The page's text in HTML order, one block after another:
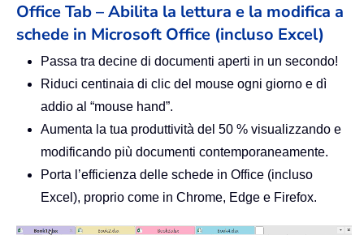
Office Tab – Abilita la lettura e la modifica a
schede in Microsoft Office (incluso Excel)
Passa tra decine di documenti aperti in un secondo!
Riduci centinaia di clic del mouse ogni giorno e dì
addio al “mouse hand”.
Aumenta la tua produttività del 50 % visualizzando e
modificando più documenti contemporaneamente.
Porta l’efficienza delle schede in Office (incluso
Excel), proprio come in Chrome, Edge e Firefox.